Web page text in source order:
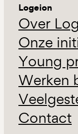
Logeion
Over
Onze
Young
Werken
Contact